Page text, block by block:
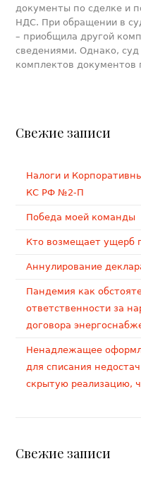
документы по сделке и
НДС. При обращении в
– приобщила другой
сведениями. Однако, суд
комплектов
Свежие записи
Налоги и
КС РФ №2-П
Победа моей команды
Кто возмещает ущерб
Аннулирование
Пандемия как
ответственности за
договора
Ненадлежащее
для списания
скрытую реализацию,
Свежие записи